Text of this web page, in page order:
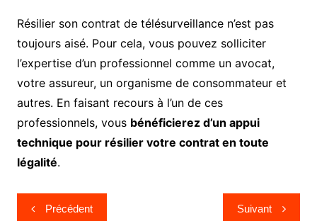
Résilier son contrat de télésurveillance n’est pas
toujours aisé. Pour cela, vous pouvez solliciter
l’expertise d’un professionnel comme un avocat,
votre assureur, un organisme de consommateur et
autres. En faisant recours à l’un de ces
professionnels, vous bénéficierez d’un appui
technique pour résilier votre contrat en toute
légalité.
Navigation
Précédent Suivant